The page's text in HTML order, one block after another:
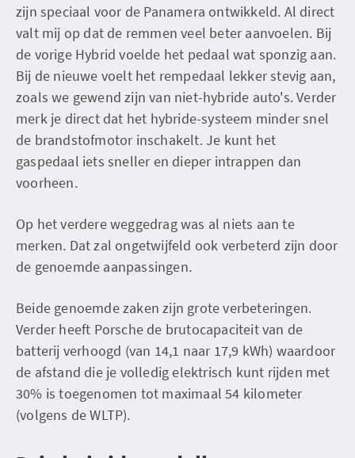
zijn speciaal voor de Panamera ontwikkeld. Al direct
valt mij op dat de remmen veel beter aanvoelen. Bij
de vorige Hybrid voelde het pedaal wat sponzig aan.
Bij de nieuwe voelt het rempedaal lekker stevig aan,
zoals we gewend zijn van niet-hybride auto's. Verder
merk je direct dat het hybride-systeem minder snel
de brandstofmotor inschakelt. Je kunt het
gaspedaal iets sneller en dieper intrappen dan
voorheen.
Op het verdere weggedrag was al niets aan te
merken. Dat zal ongetwijfeld ook verbeterd zijn door
de genoemde aanpassingen.
Beide genoemde zaken zijn grote verbeteringen.
Verder heeft Porsche de brutocapaciteit van de
batterij verhoogd (van 14,1 naar 17,9 kWh) waardoor
de afstand die je volledig elektrisch kunt rijden met
30% is toegenomen tot maximaal 54 kilometer
(volgens de WLTP).